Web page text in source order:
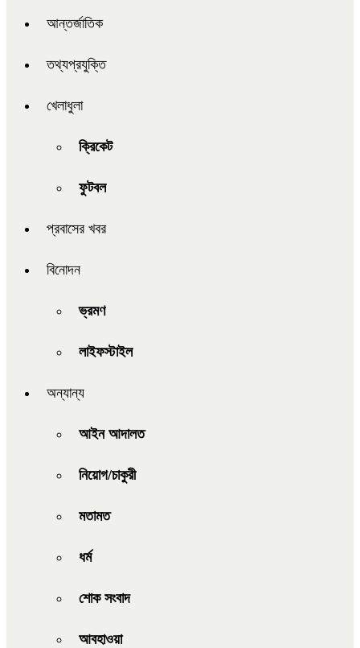
আন্তর্জাতিক
তথ্যপ্রযুক্তি
খেলাধুলা
ক্রিকেট
ফুটবল
প্রবাসের খবর
বিনোদন
ভ্রমণ
লাইফস্টাইল
অন্যান্য
আইন আদালত
নিয়োগ/চাকুরী
মতামত
ধর্ম
শোক সংবাদ
আবহাওয়া